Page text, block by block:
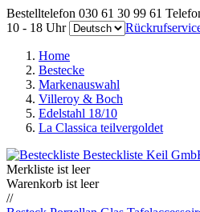
Bestelltelefon 030 61 30 99 61
10 - 18 Uhr
Home
Bestecke
Markenauswahl
Villeroy & Boch
Edelstahl 18/10
La Classica teilvergoldet
Merkliste ist leer
Warenkorb ist leer
//